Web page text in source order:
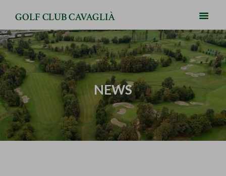
GOLF CLUB CAVAGLIÀ
NEWS